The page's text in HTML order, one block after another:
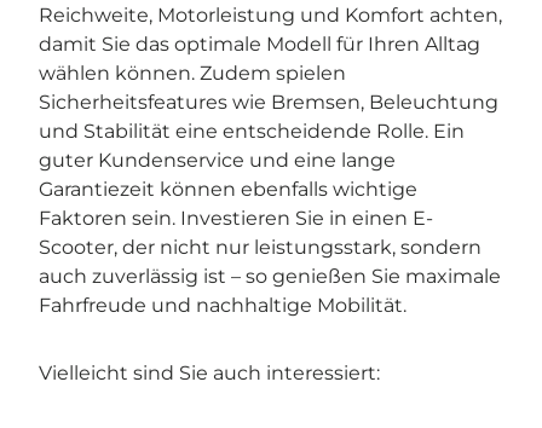
Reichweite, Motorleistung und Komfort achten,
damit Sie das optimale Modell für Ihren Alltag
wählen können. Zudem spielen
Sicherheitsfeatures wie Bremsen, Beleuchtung
und Stabilität eine entscheidende Rolle. Ein
guter Kundenservice und eine lange
Garantiezeit können ebenfalls wichtige
Faktoren sein. Investieren Sie in einen E-
Scooter, der nicht nur leistungsstark, sondern
auch zuverlässig ist – so genießen Sie maximale
Fahrfreude und nachhaltige Mobilität.
Vielleicht sind Sie auch interessiert: